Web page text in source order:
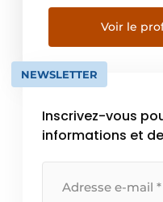
composante
développement
notre vaste
boulangerie
pratiques pour
Voir le
NEWSLETTER
Inscrivez-vous
informations et